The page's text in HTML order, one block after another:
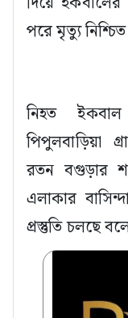
পরে মৃত্যু
নিহত
পিপুলবাড়িয়া
রতন বগুড়ার
এলাকার
প্রস্তুতি চলছে